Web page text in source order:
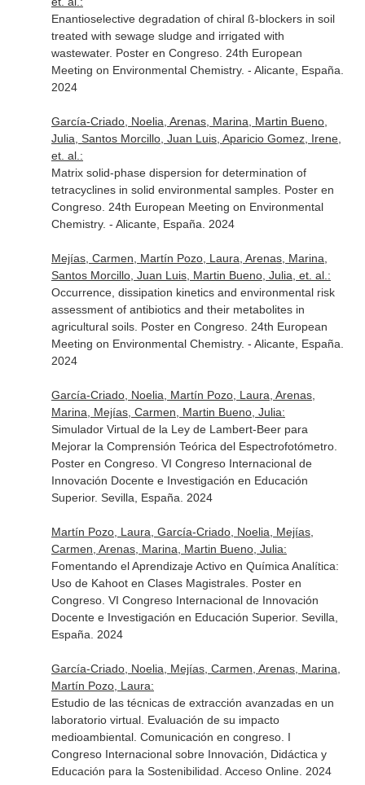
Enantioselective degradation of chiral ß-blockers in soil
treated with sewage sludge and irrigated with
wastewater. Poster en Congreso. 24th European
Meeting on Environmental Chemistry. - Alicante, España.
2024
García-Criado, Noelia, Arenas, Marina, Martin Bueno,
Julia, Santos Morcillo, Juan Luis, Aparicio Gomez, Irene,
et. al.:
Matrix solid-phase dispersion for determination of
tetracyclines in solid environmental samples. Poster en
Congreso. 24th European Meeting on Environmental
Chemistry. - Alicante, España. 2024
Mejías, Carmen, Martín Pozo, Laura, Arenas, Marina,
Santos Morcillo, Juan Luis, Martin Bueno, Julia, et. al.:
Occurrence, dissipation kinetics and environmental risk
assessment of antibiotics and their metabolites in
agricultural soils. Poster en Congreso. 24th European
Meeting on Environmental Chemistry. - Alicante, España.
2024
García-Criado, Noelia, Martín Pozo, Laura, Arenas,
Marina, Mejías, Carmen, Martin Bueno, Julia:
Simulador Virtual de la Ley de Lambert-Beer para
Mejorar la Comprensión Teórica del Espectrofotómetro.
Poster en Congreso. VI Congreso Internacional de
Innovación Docente e Investigación en Educación
Superior. Sevilla, España. 2024
Martín Pozo, Laura, García-Criado, Noelia, Mejías,
Carmen, Arenas, Marina, Martin Bueno, Julia:
Fomentando el Aprendizaje Activo en Química Analítica:
Uso de Kahoot en Clases Magistrales. Poster en
Congreso. VI Congreso Internacional de Innovación
Docente e Investigación en Educación Superior. Sevilla,
España. 2024
García-Criado, Noelia, Mejías, Carmen, Arenas, Marina,
Martín Pozo, Laura:
Estudio de las técnicas de extracción avanzadas en un
laboratorio virtual. Evaluación de su impacto
medioambiental. Comunicación en congreso. I
Congreso Internacional sobre Innovación, Didáctica y
Educación para la Sostenibilidad. Acceso Online. 2024